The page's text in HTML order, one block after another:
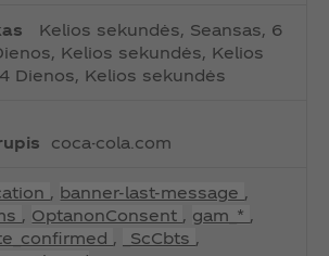
Kelios sekundės, Seansas, 6
Kelios sekundės, Kelios
Dienos, Kelios sekundės
coca-cola.com
, banner-last-message ,
, OptanonConsent , gam_* ,
, _ScCbts ,